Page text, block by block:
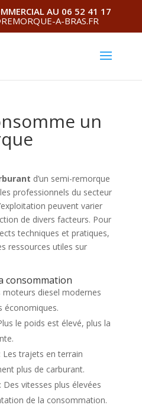
AU 06 52 41 17
A-BRAS.FR
un
d’un semi-remorque
professionnels du secteur
peuvent varier
de divers facteurs. Pour
techniques et pratiques,
ressources utiles sur
consommation
diesel modernes
économiques.
le poids est élevé, plus la
: Les trajets en terrain
plus de carburant.
: Des vitesses plus élevées
de la consommation.